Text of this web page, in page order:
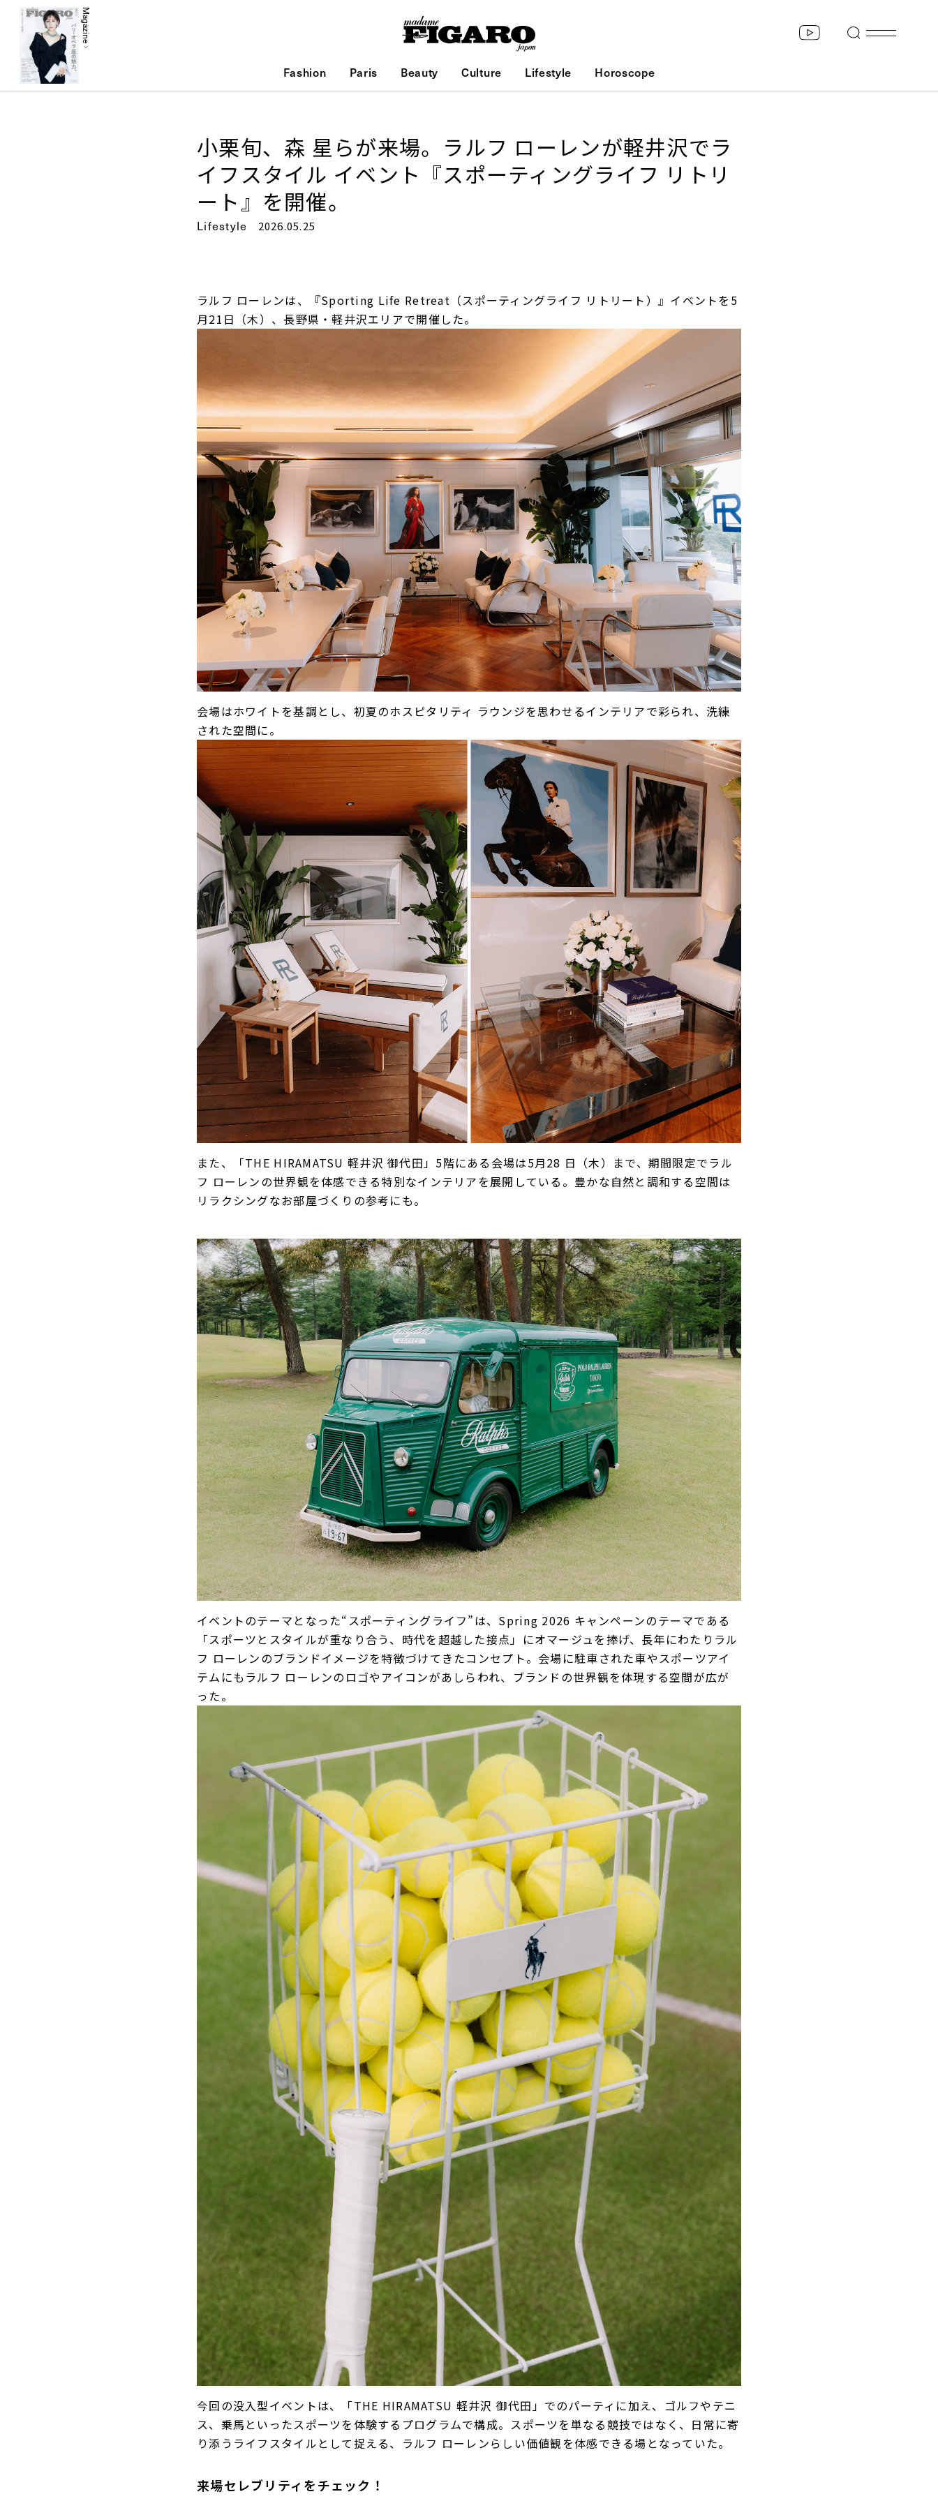
Magazine
Fashion Paris Beauty Culture Lifestyle Horoscope
小栗旬、森 星らが来場。ラルフ ローレンが軽井沢でラ
イフスタイル イベント『スポーティングライフ リトリ
ート』を開催。
Lifestyle 2026.05.25
ラルフ ローレンは、『Sporting Life Retreat（スポーティングライフ リトリート）』イベントを5
⽉21⽇（⽊）、⻑野県・軽井沢エリアで開催した。
会場はホワイトを基調とし、初夏のホスピタリティ ラウンジを思わせるインテリアで彩られ、洗練
された空間に。
また、「THE HIRAMATSU 軽井沢 御代⽥」5階にある会場は5⽉28 ⽇（⽊）まで、期間限定でラル
フ ローレンの世界観を体感できる特別なインテリアを展開している。豊かな⾃然と調和する空間は
リラクシングなお部屋づくりの参考にも。
イベントのテーマとなった“スポーティングライフ”は、Spring 2026 キャンペーンのテーマである
「スポーツとスタイルが重なり合う、時代を超越した接点」にオマージュを捧げ、⻑年にわたりラル
フ ローレンのブランドイメージを特徴づけてきたコンセプト。会場に駐車された車やスポーツアイ
テムにもラルフ ローレンのロゴやアイコンがあしらわれ、ブランドの世界観を体現する空間が広が
った。
今回の没入型イベントは、「THE HIRAMATSU 軽井沢 御代田」でのパーティに加え、ゴルフやテニ
ス、乗馬といったスポーツを体験するプログラムで構成。スポーツを単なる競技ではなく、日常に寄
り添うライフスタイルとして捉える、ラルフ ローレンらしい価値観を体感できる場となっていた。
来場セレブリティをチェック！